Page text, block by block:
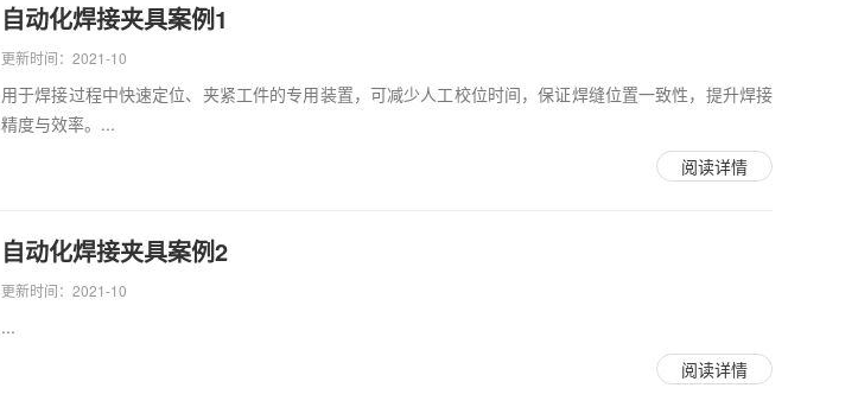
自动化焊接夹具案例1
更新时间：2021-10
用于焊接过程中快速定位、夹紧工件的专用装置，可减少人工校位时间，保证焊缝位置一致性，提升焊接
精度与效率。...
阅读详情
自动化焊接夹具案例2
更新时间：2021-10
...
阅读详情